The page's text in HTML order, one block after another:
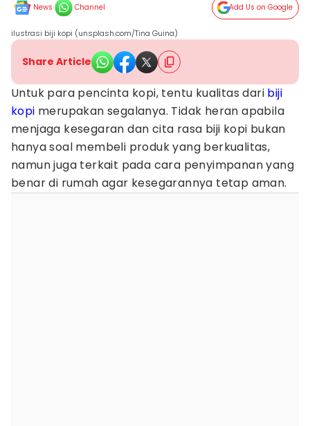
News Channel Add Us on Google
ilustrasi biji kopi (unsplash.com/Tina Guina)
Share Article
Untuk para pencinta kopi, tentu kualitas dari biji
kopi merupakan segalanya. Tidak heran apabila
menjaga kesegaran dan cita rasa biji kopi bukan
hanya soal membeli produk yang berkualitas,
namun juga terkait pada cara penyimpanan yang
benar di rumah agar kesegarannya tetap aman.